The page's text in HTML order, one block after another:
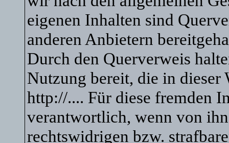
eigenen Inhalten sind
anderen Anbietern
Durch den Querverweis
Nutzung bereit, die in dieser
http://.... Für diese fremden
verantwortlich, wenn von
rechtswidrigen bzw.